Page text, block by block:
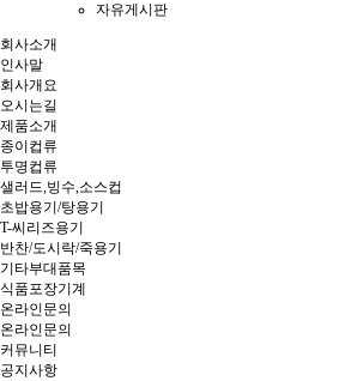
자유게시판
회사소개
인사말
회사개요
오시는길
제품소개
종이컵류
투명컵류
샐러드,빙수,소스컵
초밥용기/탕용기
T-씨리즈용기
반찬/도시락/죽용기
기타부대품목
식품포장기계
온라인문의
온라인문의
커뮤니티
공지사항